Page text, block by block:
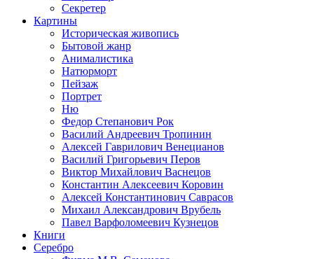
Секретер
Картины
Историческая живопись
Бытовой жанр
Анималистика
Натюрморт
Пейзаж
Портрет
Ню
Федор Степанович Рок
Василий Андреевич Тропинин
Алексей Гаврилович Венецианов
Василий Григорьевич Перов
Виктор Михайлович Васнецов
Константин Алексеевич Коровин
Алексей Константинович Саврасов
Михаил Александрович Врубель
Павел Варфоломеевич Кузнецов
Книги
Серебро